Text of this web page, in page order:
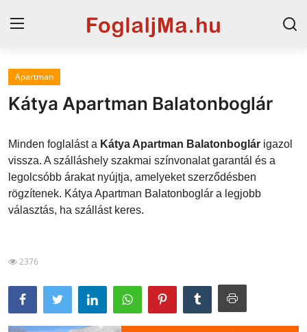
Magyarország
Horvát tengerpart
Horvátország
Szállások a Balatonon
Szállások Hajdúszoboszlón
Apartman
Kátya Apartman Balatonboglár
Minden foglalást a Kátya Apartman Balatonboglár igazol
vissza. A szálláshely szakmai színvonalat garantál és a
legolcsóbb árakat nyújtja, amelyeket szerződésben
rögzítenek. Kátya Apartman Balatonboglár a legjobb
választás, ha szállást keres.
2376